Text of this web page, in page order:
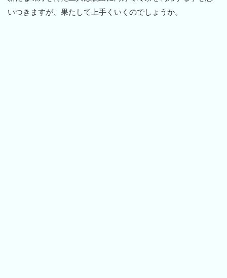
いつきますが、果たして上手くいくのでしょうか。